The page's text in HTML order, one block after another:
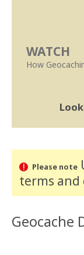
WATCH
How
Please note
terms and
Geocache